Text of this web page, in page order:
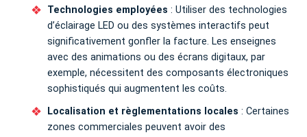
Technologies employées : Utiliser des technologies
d’éclairage LED ou des systèmes interactifs peut
significativement gonfler la facture. Les enseignes
avec des animations ou des écrans digitaux, par
exemple, nécessitent des composants électroniques
sophistiqués qui augmentent les coûts.
Localisation et règlementations locales : Certaines
zones commerciales peuvent avoir des